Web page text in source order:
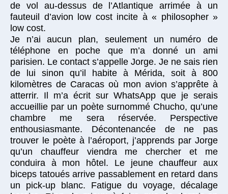
de vol au-dessus de l’Atlantique arrimée à un
fauteuil d’avion low cost incite à « philosopher »
low cost.
Je n’ai aucun plan, seulement un numéro de
téléphone en poche que m’a donné un ami
parisien. Le contact s’appelle Jorge. Je ne sais rien
de lui sinon qu’il habite à Mérida, soit à 800
kilomètres de Caracas où mon avion s’apprête à
atterrir. Il m’a écrit sur WhatsApp que je serais
accueillie par un poète surnommé Chucho, qu’une
chambre me sera réservée. Perspective
enthousiasmante. Décontenancée de ne pas
trouver le poète à l’aéroport, j’apprends par Jorge
qu’un chauffeur viendra me chercher et me
conduira à mon hôtel. Le jeune chauffeur aux
biceps tatoués arrive passablement en retard dans
un pick-up blanc. Fatigue du voyage, décalage